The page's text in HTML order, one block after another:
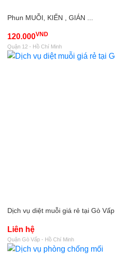
Phun MUỖI, KIẾN , GIÁN ...
120.000VND
Quận 12 - Hồ Chí Minh
Dịch vụ diệt muỗi giá rẻ tại Gò Vấp
Liên hệ
Quận Gò Vấp - Hồ Chí Minh